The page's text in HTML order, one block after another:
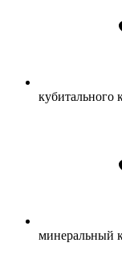
кубитального
минеральный